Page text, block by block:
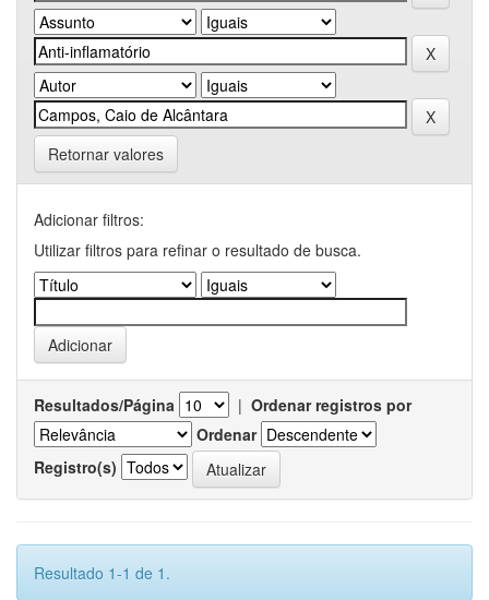
Retornar valores
Adicionar filtros:
Utilizar filtros para refinar o resultado de busca.
Resultados/Página | Ordenar registros por
Ordenar
Registro(s)
Resultado 1-1 de 1.